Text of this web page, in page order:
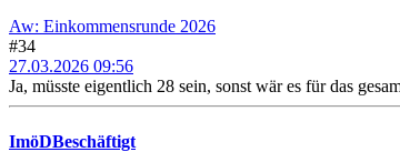
Aw: Einkommensrunde 2026
#34
27.03.2026 09:56
Ja, müsste eigentlich 28 sein, sonst wär es für das
ImöDBeschäftigt